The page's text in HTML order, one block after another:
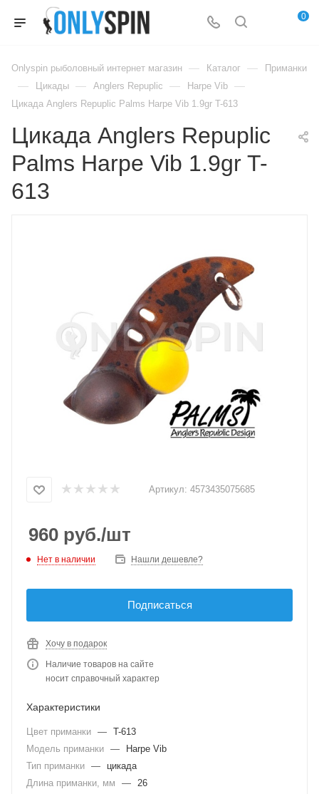
0
Onlyspin рыболовный интернет магазин — Каталог — Приманки
— Цикады — Anglers Repuplic — Harpe Vib —
Цикада Anglers Repuplic Palms Harpe Vib 1.9gr T-613
Цикада Anglers Repuplic
Palms Harpe Vib 1.9gr T-
613
Артикул: 4573435075685
960 руб./шт
Нет в наличии Нашли дешевле?
Подписаться
Хочу в подарок
Наличие товаров на сайте
носит справочный характер
Характеристики
Цвет приманки — T-613
Модель приманки —
Harpe Vib
Тип приманки —
цикада
Длина приманки, мм
— 26